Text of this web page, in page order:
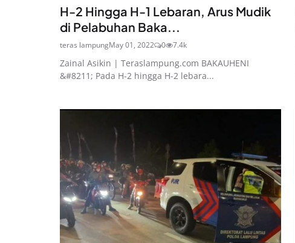
H-2 Hingga H-1 Lebaran, Arus Mudik
di Pelabuhan Baka...
teras lampungMay 01, 2022 0 7.4k
Zainal Asikin | Teraslampung.com BAKAUHENI
&#8211; Pada H-2 hingga H-2 lebara...